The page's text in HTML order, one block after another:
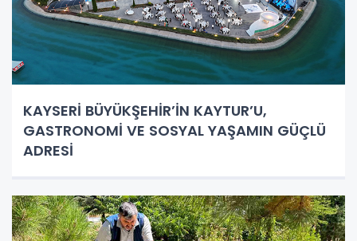
KAYSERİ BÜYÜKŞEHİR’İN KAYTUR’U,
GASTRONOMİ VE SOSYAL YAŞAMIN GÜÇLÜ
ADRESİ